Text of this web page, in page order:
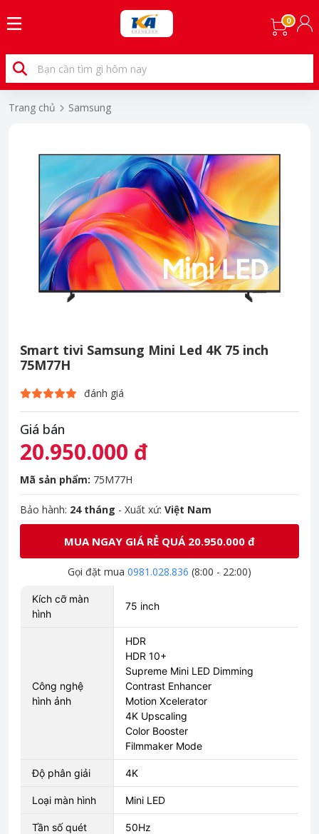
0
Trang chủ Samsung
Smart tivi Samsung Mini Led 4K 75 inch
75M77H
đánh giá
Giá bán
20.950.000 đ
Mã sản phẩm: 75M77H
Bảo hành: 24 tháng - Xuất xứ: Việt Nam
MUA NGAY GIÁ RẺ QUÁ 20.950.000 đ
Gọi đặt mua 0981.028.836 (8:00 - 22:00)
Kích cỡ màn
hình
75 inch
Công nghệ
hình ảnh
HDR
HDR 10+
Supreme Mini LED Dimming
Contrast Enhancer
Motion Xcelerator
4K Upscaling
Color Booster
Filmmaker Mode
Độ phân giải 4K
Loại màn hình Mini LED
Tần số quét 50Hz